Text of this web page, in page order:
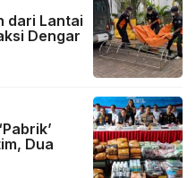
dari Lantai
Dengar
Dua